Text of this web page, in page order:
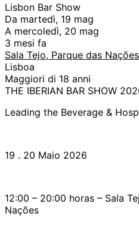
Lisbon Bar Show
Da martedì, 19 mag
A mercoledì, 20 mag
3 mesi fa
Sala Tejo, Parque das Nações
Lisboa
Maggiori di 18 anni
THE IBERIAN BAR SHOW
Leading the Beverage &
19 . 20 Maio 2026
12:00 – 20:00 horas – Sala
Nações